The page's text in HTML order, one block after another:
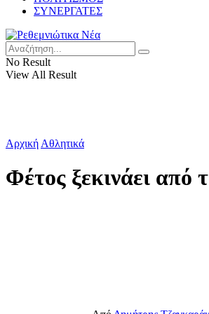
ΣΥΝΕΡΓΑΤΕΣ
No Result
View All Result
Αρχική Αθλητικά
Φέτος ξεκινάει από